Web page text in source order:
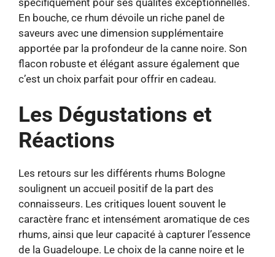
En bouche, ce rhum dévoile un riche panel de
saveurs avec une dimension supplémentaire
apportée par la profondeur de la canne noire. Son
flacon robuste et élégant assure également que
c’est un choix parfait pour offrir en cadeau.
Les Dégustations et
Réactions
Les retours sur les différents rhums Bologne
soulignent un accueil positif de la part des
connaisseurs. Les critiques louent souvent le
caractère franc et intensément aromatique de ces
rhums, ainsi que leur capacité à capturer l’essence
de la Guadeloupe. Le choix de la canne noire et le